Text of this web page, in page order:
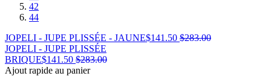
42
44
JOPELI - JUPE PLISSÉE - JAUNE$141.50 $283.00
JOPELI - JUPE PLISSÉE
BRIQUE$141.50 $283.00
Ajout rapide au panier